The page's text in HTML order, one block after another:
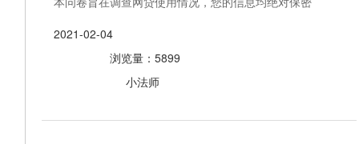
2021-02-04
浏览量：5899
小法师